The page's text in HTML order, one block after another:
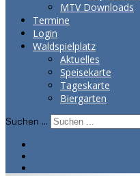
MTV Downloads
Termine
Login
Waldspielplatz
Aktuelles
Speisekarte
Tageskarte
Biergarten
Suchen ...